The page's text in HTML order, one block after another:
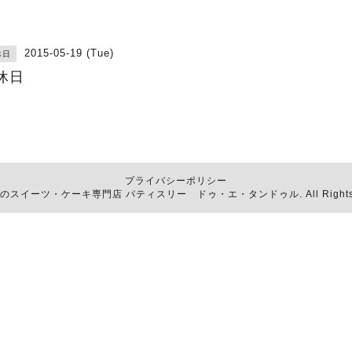
2015-05-19 (Tue)
日
プライバシーポリシー
スイーツ・ケーキ専門店 パティスリー ドゥ・エ・タンドゥル. All